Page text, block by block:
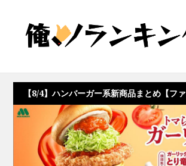
【8/4】ハンバーガー系新商品まとめ【フ